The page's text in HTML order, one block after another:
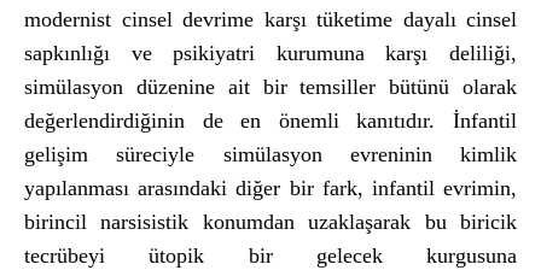
modernist cinsel devrime karşı tüketime dayalı cinsel
sapkınlığı ve psikiyatri kurumuna karşı deliliği,
simülasyon düzenine ait bir temsiller bütünü olarak
değerlendirdiğinin de en önemli kanıtıdır. İnfantil
gelişim süreciyle simülasyon evreninin kimlik
yapılanması arasındaki diğer bir fark, infantil evrimin,
birincil narsisistik konumdan uzaklaşarak bu biricik
tecrübeyi ütopik bir gelecek kurgusuna